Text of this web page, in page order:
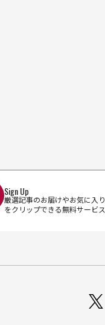
Sign Up
厳選記事のお届けやお気に入り
をクリップできる無料サービス